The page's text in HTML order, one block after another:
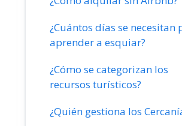
¿Cuántos días se necesitan
aprender a esquiar?
¿Cómo se categorizan los
recursos turísticos?
¿Quién gestiona los